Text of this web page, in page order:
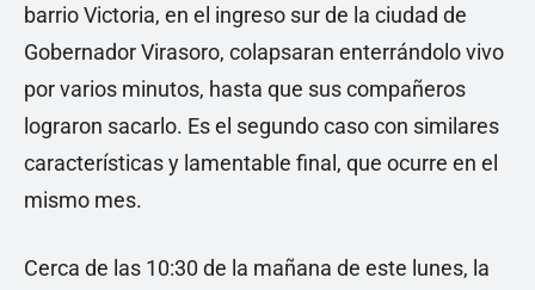
barrio Victoria, en el ingreso sur de la ciudad de
Gobernador Virasoro, colapsaran enterrándolo vivo
por varios minutos, hasta que sus compañeros
lograron sacarlo. Es el segundo caso con similares
características y lamentable final, que ocurre en el
mismo mes.
Cerca de las 10:30 de la mañana de este lunes, la